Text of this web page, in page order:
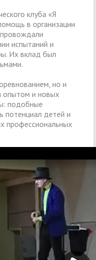
клуба «Я
в организации
испытаний и
Их вклад был
но и
опытом и новых
подобные
потенциал детей и
профессиональных